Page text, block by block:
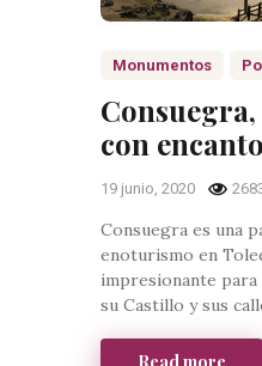
Monumentos
con encanto
19 junio, 2020
Consuegra es una
enoturismo en
impresionante
su Castillo y sus